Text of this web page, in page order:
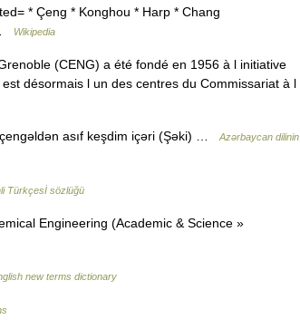
* Çeng * Konghou * Harp * Chang
Wikipedia
(CENG) a été fondé en 1956 à l initiative
désormais l un des centres du Commissariat à l
asıf keşdim içəri (Şəki) …
Azərbaycan dilinin
Türkçesİ sözlüğü
Engineering (Academic & Science »
new terms dictionary